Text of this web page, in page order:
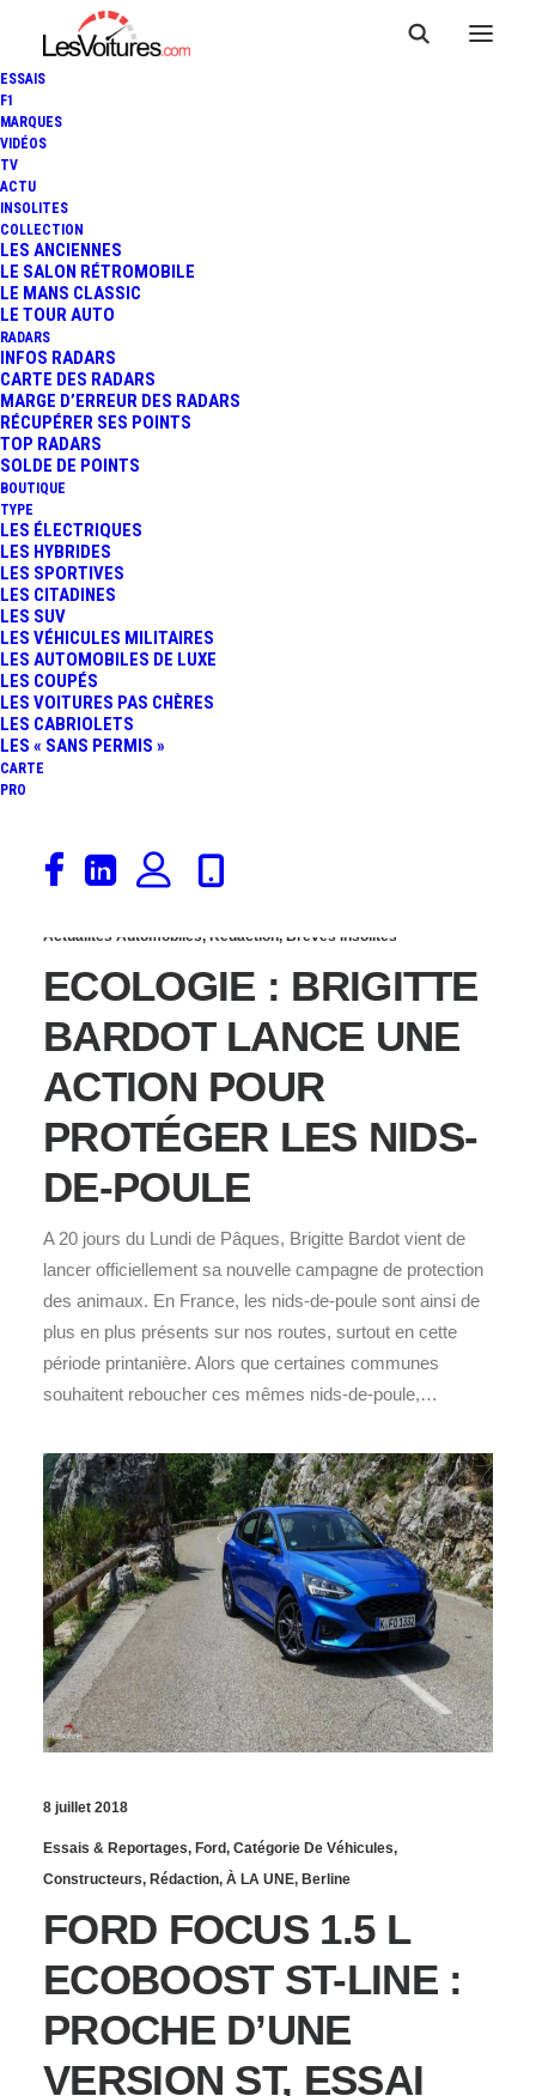
ESSAIS
F1
MARQUES
VIDÉOS
TV
ACTU
INSOLITES
COLLECTION
LES ANCIENNES
LE SALON RÉTROMOBILE
LE MANS CLASSIC
LE TOUR AUTO
RADARS
INFOS RADARS
CARTE DES RADARS
MARGE D’ERREUR DES RADARS
RÉCUPÉRER SES POINTS
TOP RADARS
SOLDE DE POINTS
BOUTIQUE
TYPE
LES ÉLECTRIQUES
LES HYBRIDES
LES SPORTIVES
LES CITADINES
LES SUV
LES VÉHICULES MILITAIRES
LES AUTOMOBILES DE LUXE
LES COUPÉS
LES VOITURES PAS CHÈRES
LES CABRIOLETS
LES « SANS PERMIS »
CARTE
PRO
7 janvier 2026
FERRARI 365 GT4 BB :
SECRÈTEMENT NOMMÉE
EN HOMMAGE À
BRIGITTE BARDOT
Actualités Automobiles, Rédaction, Brèves Insolites
ECOLOGIE : BRIGITTE
BARDOT LANCE UNE
ACTION POUR
PROTÉGER LES NIDS-
DE-POULE
A 20 jours du Lundi de Pâques, Brigitte Bardot vient de
lancer officiellement sa nouvelle campagne de protection
des animaux. En France, les nids-de-poule sont ainsi de
plus en plus présents sur nos routes, surtout en cette
période printanière. Alors que certaines communes
souhaitent reboucher ces mêmes nids-de-poule,…
8 juillet 2018
Essais & Reportages, Ford, Catégorie De Véhicules,
Constructeurs, Rédaction, À LA UNE, Berline
FORD FOCUS 1.5 L
ECOBOOST ST-LINE :
PROCHE D’UNE
VERSION ST, ESSAI